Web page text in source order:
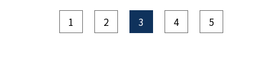
1 2 3 4 5